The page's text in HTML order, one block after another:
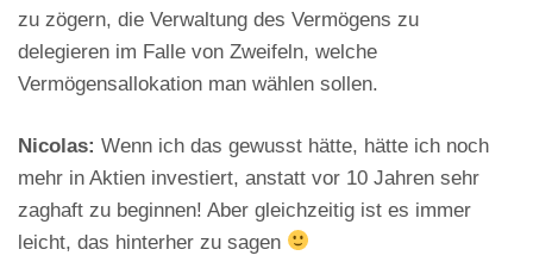
zu zögern, die Verwaltung des Vermögens zu
delegieren im Falle von Zweifeln, welche
Vermögensallokation man wählen sollen.
Nicolas: Wenn ich das gewusst hätte, hätte ich noch
mehr in Aktien investiert, anstatt vor 10 Jahren sehr
zaghaft zu beginnen! Aber gleichzeitig ist es immer
leicht, das hinterher zu sagen